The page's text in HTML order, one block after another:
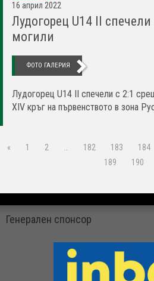
16 април 2022
Лудогорец U14 II
могили
ФОТО ГАЛЕРИЯ
Лудогорец U14 II спечели с 2:1
XIV кръг на първенството в зона
« 1 2 … 182 183 184
189
190
Генерален спонсор